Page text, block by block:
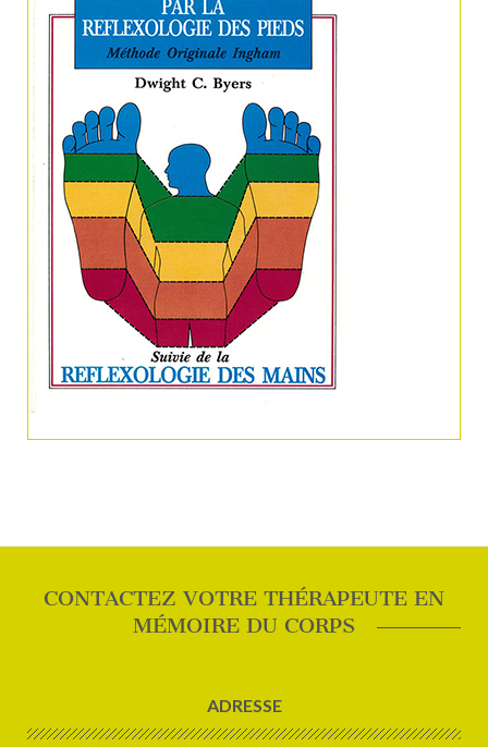
CONTACTEZ VOTRE THÉRAPEUTE EN
MÉMOIRE DU CORPS
ADRESSE